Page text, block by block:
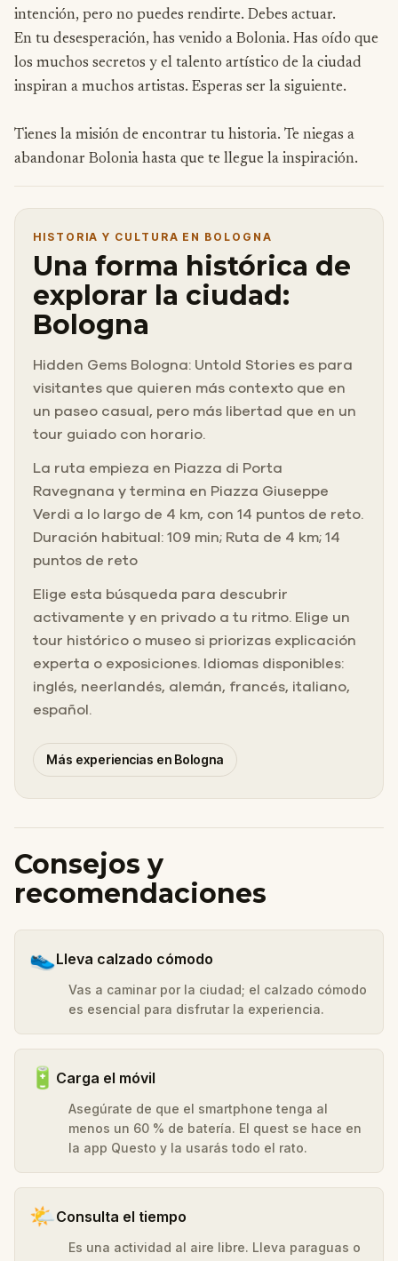
intención, pero no puedes rendirte. Debes actuar.
En tu desesperación, has venido a Bolonia. Has oído que
los muchos secretos y el talento artístico de la ciudad
inspiran a muchos artistas. Esperas ser la siguiente.
Tienes la misión de encontrar tu historia. Te niegas a
abandonar Bolonia hasta que te llegue la inspiración.
HISTORIA Y CULTURA EN BOLOGNA
Una forma histórica de
explorar la ciudad:
Bologna
Hidden Gems Bologna: Untold Stories es para
visitantes que quieren más contexto que en
un paseo casual, pero más libertad que en un
tour guiado con horario.
La ruta empieza en Piazza di Porta
Ravegnana y termina en Piazza Giuseppe
Verdi a lo largo de 4 km, con 14 puntos de reto.
Duración habitual: 109 min; Ruta de 4 km; 14
puntos de reto
Elige esta búsqueda para descubrir
activamente y en privado a tu ritmo. Elige un
tour histórico o museo si priorizas explicación
experta o exposiciones. Idiomas disponibles:
inglés, neerlandés, alemán, francés, italiano,
español.
Más experiencias en Bologna
Consejos y
recomendaciones
👟Lleva calzado cómodo
Vas a caminar por la ciudad; el calzado cómodo
es esencial para disfrutar la experiencia.
🔋 Carga el móvil
Asegúrate de que el smartphone tenga al
menos un 60 % de batería. El quest se hace en
la app Questo y la usarás todo el rato.
🌤️Consulta el tiempo
Es una actividad al aire libre. Lleva paraguas o